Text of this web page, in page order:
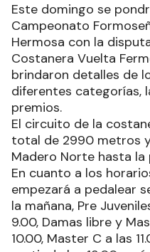
Este domingo se
Campeonato
Hermosa con la
Costanera Vuelta
brindaron detalles de
diferentes categorías,
premios.
El circuito de la
total de 2990 metros
Madero Norte hasta la
En cuanto a los
empezará a pedalear
la mañana, Pre
9.00, Damas libre y
10.00, Master C a las